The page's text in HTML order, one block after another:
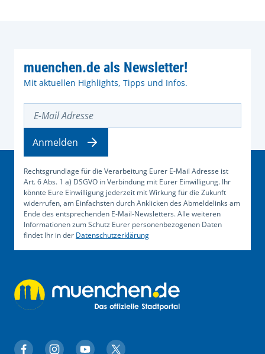
muenchen.de als Newsletter!
Mit aktuellen Highlights, Tipps und Infos.
Rechtsgrundlage für die Verarbeitung Eurer E-Mail Adresse ist
Art. 6 Abs. 1 a) DSGVO in Verbindung mit Eurer Einwilligung. Ihr
könnte Eure Einwilligung jederzeit mit Wirkung für die Zukunft
widerrufen, am Einfachsten durch Anklicken des Abmeldelinks am
Ende des entsprechenden E-Mail-Newsletters. Alle weiteren
Informationen zum Schutz Eurer personenbezogenen Daten
findet Ihr in der Datenschutzerklärung
Anmelden